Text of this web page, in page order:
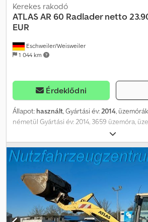
Eschweiler/Weisweiler
1 044 km
Kerekes rakodó
ATLASAR 60 Radlader netto
EUR
Érdeklődni
Állapot: használt, Gyártási év:2014,
németül Gyártási év: 2014, 3659 üzemóra,
Yanmar motor, 36,5 kW, hidraulikus
hidraulikus kör, kanál, raklapvilla,
értékesítés és a hibák fenntartva. További
típusa: dízel Teljesítmény: 37 kW (50 LE)
jelölés: igen Tulajdonosok száma: 1
állapot: jó Külső állapot: jó További
a kapcsolatot Philip Müllerrel: , , p-). ----
Műszaki információk Teljesítmény: 37 kW
típusa: dízel Motor gyártója: Yanmar